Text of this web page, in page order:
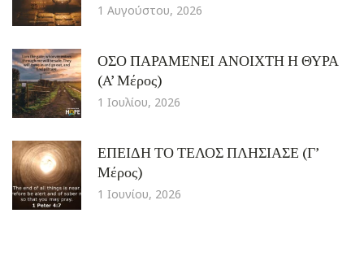
1 Αυγούστου, 2026
ΟΣΟ ΠΑΡΑΜΕΝΕΙ ΑΝΟΙΧΤΗ Η ΘΥΡΑ
(A’ Μέρος)
1 Ιουλίου, 2026
ΕΠΕΙΔΗ ΤΟ ΤΕΛΟΣ ΠΛΗΣΙΑΣΕ (Γ’
Μέρος)
1 Ιουνίου, 2026